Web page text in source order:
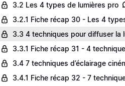
3.2 Les 4 types de lumières pro
3.2.1 Fiche récap 30 - Les 4
3.3 4 techniques pour diffuser la
3.3.1 Fiche récap 31 - 4
3.4 7 techniques d’éclairage
3.4.1 Fiche récap 32 - 7